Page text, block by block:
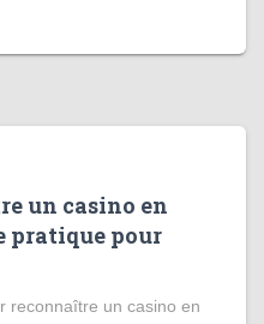
un casino en
pratique pour
reconnaître un casino en